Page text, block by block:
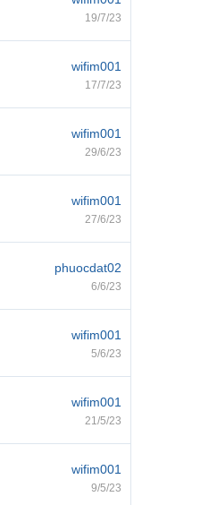
19/7/23
wifim001
17/7/23
wifim001
29/6/23
wifim001
27/6/23
phuocdat02
6/6/23
wifim001
5/6/23
wifim001
21/5/23
wifim001
9/5/23